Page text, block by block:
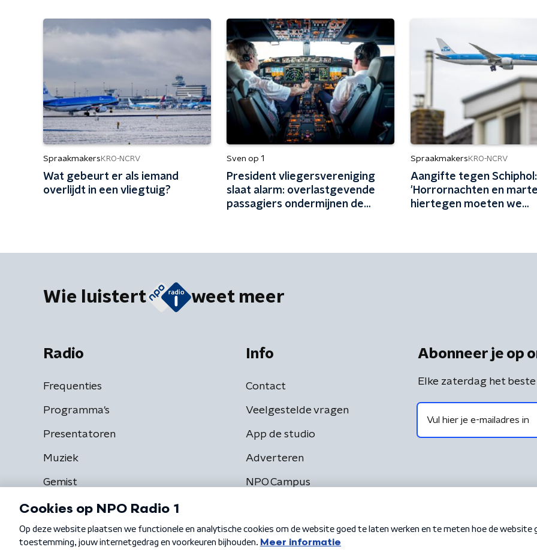
Spraakmakers KRO-NCRV
Wat gebeurt er als iemand
overlijdt in een vliegtuig?
Sven op 1
President vliegersvereniging
slaat alarm: overlastgevende
passagiers ondermijnen de
Spraakmakers KRO-NCRV
Aangifte tegen Schiphol:
'Horrornachten en
hiertegen moeten we
Wie luistert weet meer
Radio
Frequenties
Programma's
Presentatoren
Muziek
Gemist
Info
Contact
Veelgestelde vragen
App de studio
Adverteren
NPO Campus
Abonneer je op
Elke zaterdag het beste